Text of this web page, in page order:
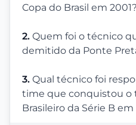
Copa do Brasil em 2001?
2. Quem foi o técnico
demitido da Ponte
3. Qual técnico foi
time que conquistou o
Brasileiro da Série B em